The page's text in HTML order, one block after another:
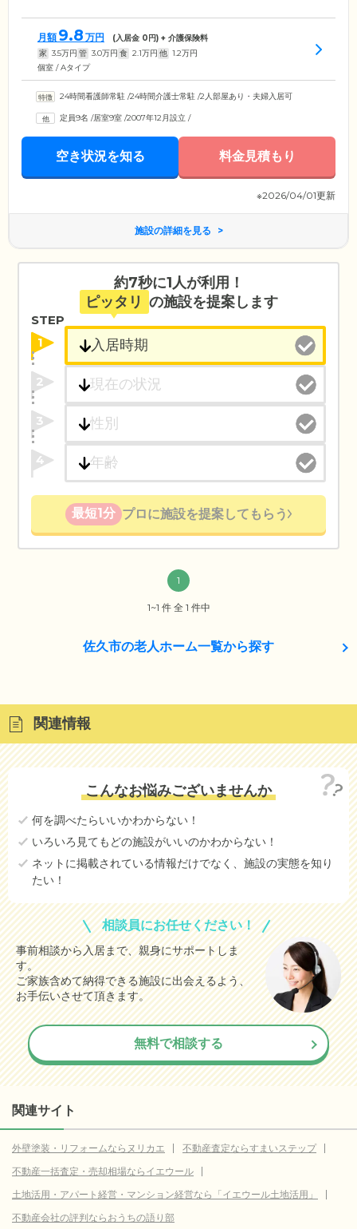
月額 9.8 万円 (入居金 0円) + 介護保険料
家 3.5万円 管 3.0万円 食 2.1万円 他 1.2万円
個室 / Aタイプ
24時間看護師常駐 /24時間介護士常駐 /2人部屋あり・夫婦入居可
定員9名 /居室9室 /2007年12月設立 /
空き状況を知る 料金見積もり
※2026/04/01更新
施設の詳細を見る
約7秒に1人が利用！
ピッタリ の施設を提案します
STEP
1
2
3
4
最短1分 プロに施設を提案してもらう
1
1~1 件 全 1 件中
佐久市の老人ホーム一覧から探す
関連情報
こんなお悩みございませんか
何を調べたらいいかわからない！
いろいろ見てもどの施設がいいのかわからない！
ネットに掲載されている情報だけでなく、施設の実態を知り
たい！
相談員にお任せください！
事前相談から入居まで、親身にサポートしま
す。
ご家族含めて納得できる施設に出会えるよう、
お手伝いさせて頂きます。
無料で相談する
関連サイト
外壁塗装・リフォームならヌリカエ
不動産査定ならすまいステップ
不動産一括査定・売却相場ならイエウール
土地活用・アパート経営・マンション経営なら「イエウール土地活用」
不動産会社の評判ならおうちの語り部